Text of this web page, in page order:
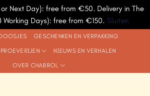
Next Day): free from €50. Delivery in The
Working Days): free from €150. Sluiten
GESCHENKEN EN VERPAKKING
NIEUWS EN VERHALEN
OVER CHABROL